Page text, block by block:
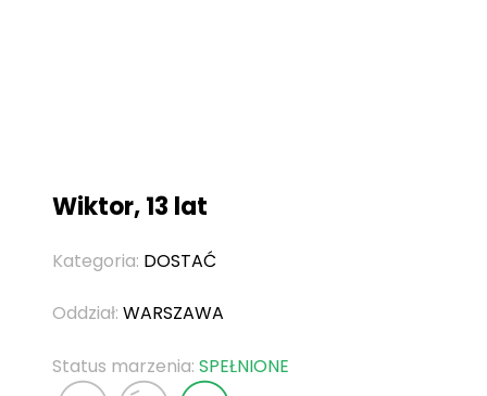
Wiktor, 13 lat
Kategoria: DOSTAĆ
Oddział: WARSZAWA
Status marzenia: SPEŁNIONE